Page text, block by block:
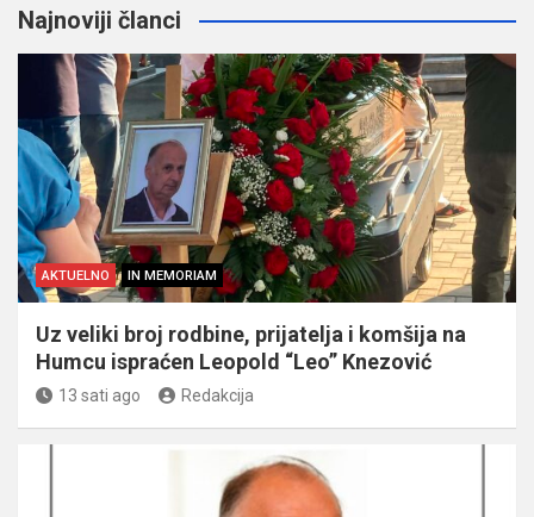
Najnoviji članci
AKTUELNO IN MEMORIAM
Uz veliki broj rodbine, prijatelja i komšija na
Humcu ispraćen Leopold “Leo” Knezović
13 sati ago Redakcija